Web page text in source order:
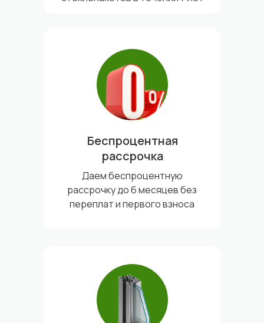
Беспроцентная
рассрочка
Даем беспроцентную
рассрочку до 6 месяцев без
переплат и первого взноса